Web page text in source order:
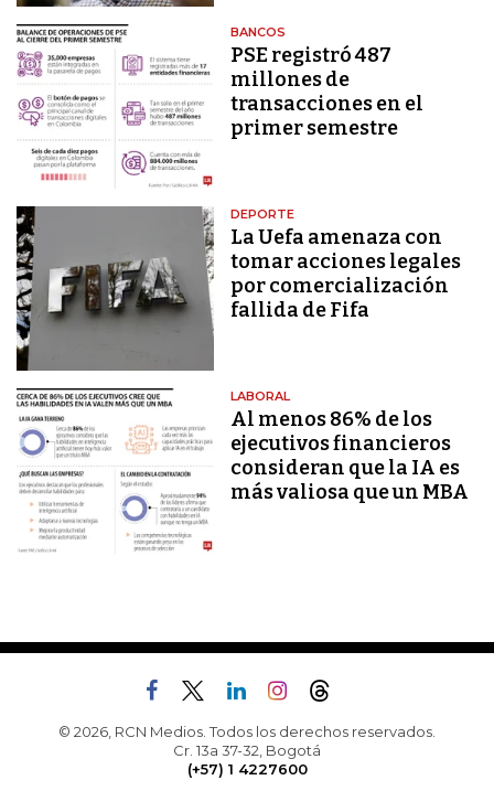
BANCOS
PSE registró 487
millones de
transacciones en el
primer semestre
DEPORTE
La Uefa amenaza con
tomar acciones legales
por comercialización
fallida de Fifa
LABORAL
Al menos 86% de los
ejecutivos financieros
consideran que la IA es
más valiosa que un MBA
© 2026, RCN Medios. Todos los derechos reservados.
Cr. 13a 37-32, Bogotá
(+57) 1 4227600